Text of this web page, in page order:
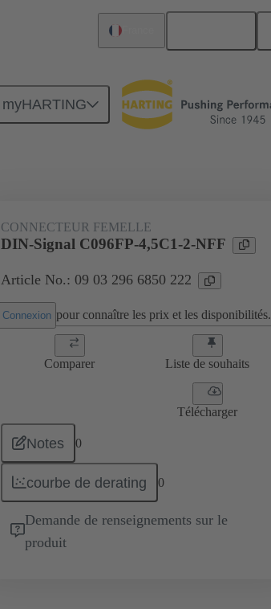
myHARTING
Produits Raccordement carte mère à carte fille
CONNECTEUR FEMELLE
DIN-Signal C096FP-4,5C1-2-NFF
Article No.: 09 03 296 6850 222
Connexion pour connaître les prix et les disponibilités.
Comparer Liste de souhaits
Télécharger
Notes 0
courbe de derating 0
Demande de renseignements sur le
produit